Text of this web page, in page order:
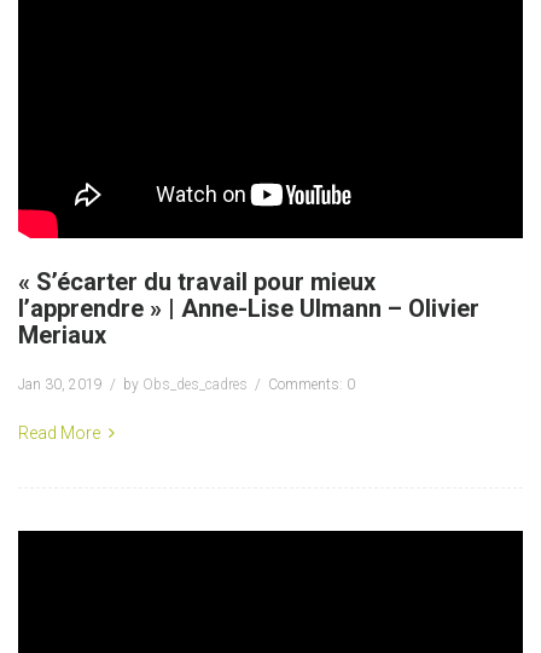
« S’écarter du travail pour mieux
l’apprendre » | Anne-Lise Ulmann – Olivier
Meriaux
Jan 30, 2019 by Obs_des_cadres Comments: 0
Read More